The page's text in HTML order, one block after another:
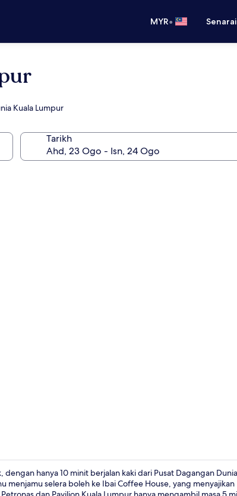
MYR•
Kuala Lumpur
Tarikh
hanya 10 minit berjalan kaki dari Pusat Dagangan Dunia
menjamu selera boleh ke Ibai Coffee House, yang menyajikan